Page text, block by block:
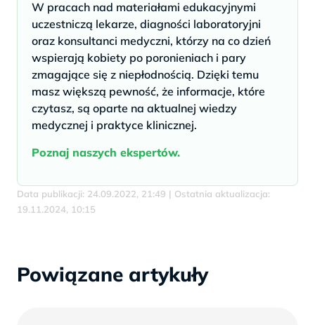
W pracach nad materiałami edukacyjnymi
uczestniczą lekarze, diagności laboratoryjni
oraz konsultanci medyczni, którzy na co dzień
wspierają kobiety po poronieniach i pary
zmagające się z niepłodnością. Dzięki temu
masz większą pewność, że informacje, które
czytasz, są oparte na aktualnej wiedzy
medycznej i praktyce klinicznej.
Poznaj naszych ekspertów.
Data publikacji: 24.09.2022, 21:49 | Ostatnia aktualizacja:
19.11.2024, 10:15
Powiązane artykuły